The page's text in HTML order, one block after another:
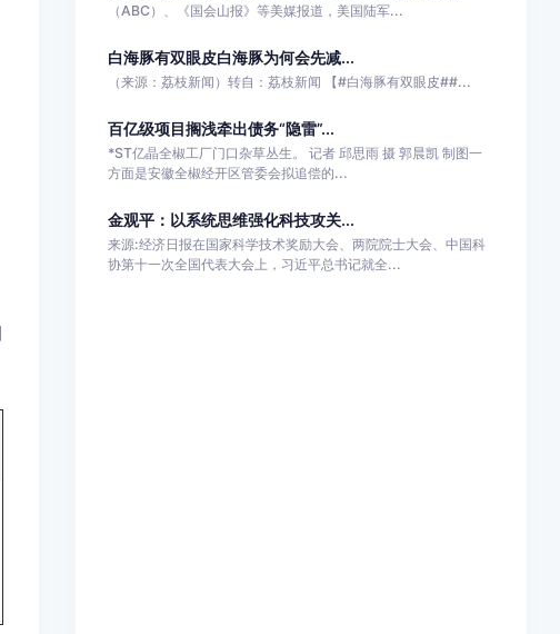
（ABC）、《国会山报》等美媒报道，美国陆军...
白海豚有双眼皮白海豚为何会先减...
（来源：荔枝新闻）转自：荔枝新闻 【#白海豚有双眼皮##...
百亿级项目搁浅牵出债务“隐雷”...
*ST亿晶全椒工厂门口杂草丛生。 记者 邱思雨 摄 郭晨凯 制图一
方面是安徽全椒经开区管委会拟追偿的...
金观平：以系统思维强化科技攻关...
来源:经济日报在国家科学技术奖励大会、两院院士大会、中国科
协第十一次全国代表大会上，习近平总书记就全...